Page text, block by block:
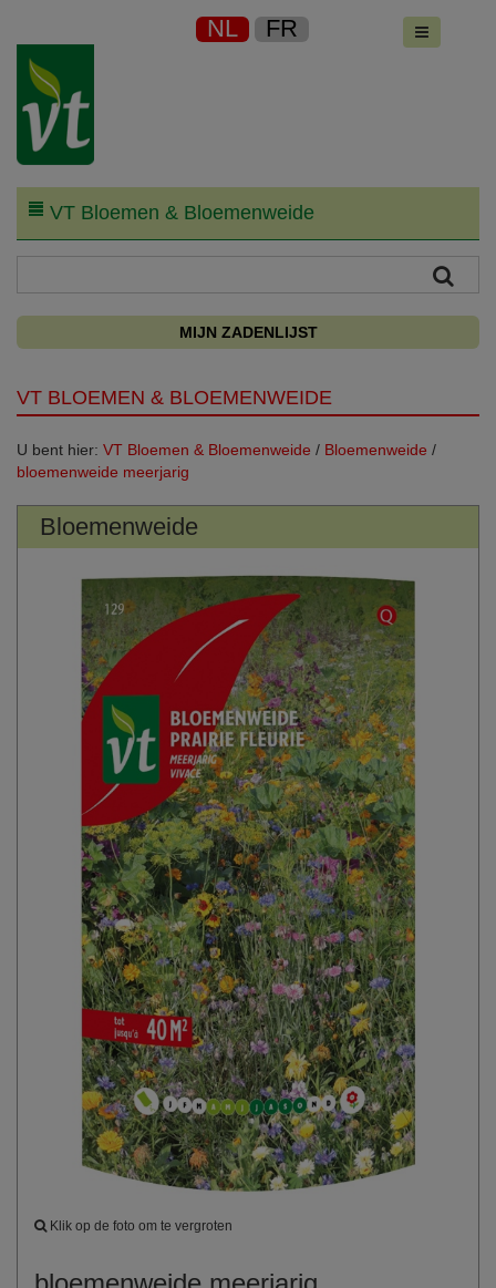
NL FR
VT Bloemen & Bloemenweide
MIJN ZADENLIJST
VT BLOEMEN & BLOEMENWEIDE
U bent hier: VT Bloemen & Bloemenweide / Bloemenweide /
bloemenweide meerjarig
Bloemenweide
Klik op de foto om te vergroten